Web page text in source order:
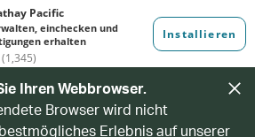
Ihren Webbrowser.
Browser wird nicht
Erlebnis auf unserer